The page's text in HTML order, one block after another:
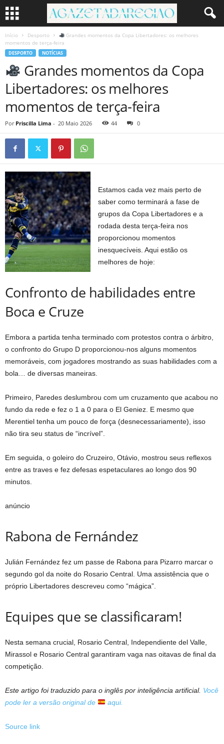
Início Desporto
Grandes momentos da Copa Libertadores: os melhores
momentos de terça-feira
DESPORTO NOTÍCIAS
Grandes momentos da Copa
Libertadores: os melhores
momentos de terça-feira
Por Priscilla Lima - 20 Maio 2026 44 0
Estamos cada vez mais perto de
saber como terminará a fase de
grupos da Copa Libertadores e a
rodada desta terça-feira nos
proporcionou momentos
inesquecíveis. Aqui estão os
melhores de hoje:
Confronto de habilidades entre
Boca e Cruze
Embora a partida tenha terminado com protestos contra o árbitro,
o confronto do Grupo D proporcionou-nos alguns momentos
memoráveis, com jogadores mostrando as suas habilidades com a
bola… de diversas maneiras.
Primeiro, Paredes deslumbrou com um cruzamento que acabou no
fundo da rede e fez o 1 a 0 para o El Geniez. E mesmo que
Merentiel tenha um pouco de força (desnecessariamente), isso
não tira seu status de “incrível”.
Em seguida, o goleiro do Cruzeiro, Otávio, mostrou seus reflexos
entre as traves e fez defesas espetaculares ao longo dos 90
minutos.
anúncio
Rabona de Fernández
Julián Fernández fez um passe de Rabona para Pizarro marcar o
segundo gol da noite do Rosario Central. Uma assistência que o
próprio Libertadores descreveu como “mágica”.
Equipes que se classificaram!
Nesta semana crucial, Rosario Central, Independiente del Valle,
Mirassol e Rosario Central garantiram vaga nas oitavas de final da
competição.
Este artigo foi traduzido para o inglês por inteligência artificial. Você
pode ler a versão original de
aqui.
Source link